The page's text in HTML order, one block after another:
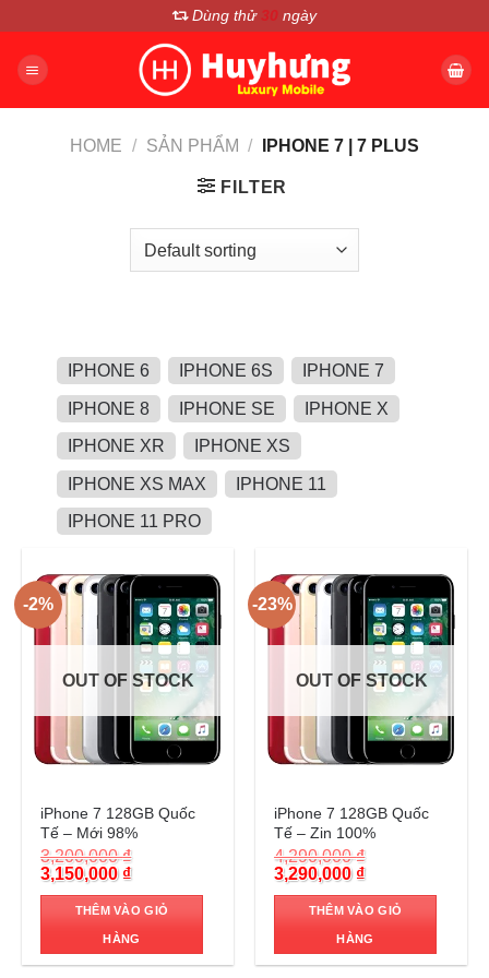
nội
Dùng thử 30 ngày
HOME / SẢN PHẨM / IPHONE 7 | 7 PLUS
FILTER
IPHONE 6 IPHONE 6S IPHONE 7
IPHONE 8 IPHONE SE IPHONE X
IPHONE XR IPHONE XS
IPHONE XS MAX IPHONE 11
IPHONE 11 PRO
-2%
OUT OF STOCK
iPhone 7 128GB Quốc
Tế – Mới 98%
3,200,000₫
Original
price
was:
3,150,000 ₫Current
is:
THÊM VÀO GIỎ
HÀNG
-23%
OUT OF STOCK
iPhone 7 128GB Quốc
Tế – Zin 100%
4,290,000₫
Original
price
was:
3,290,000 ₫Current
is:
THÊM VÀO GIỎ
HÀNG